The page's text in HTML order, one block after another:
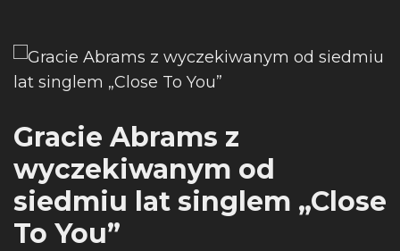
Gracie Abrams z
wyczekiwanym od
siedmiu lat singlem „Close
To You”